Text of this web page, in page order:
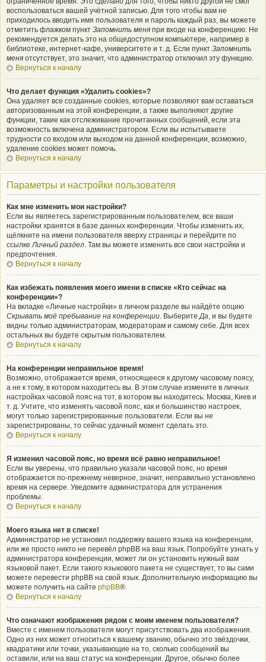
воспользоваться вашей учётной записью. Для того чтобы вам не
приходилось вводить имя пользователя и пароль каждый раз, вы можете
отметить флажком пункт Запомнить меня при входе на конференцию. Не
рекомендуется делать это на общедоступном компьютере, например в
библиотеке, интернет-кафе, университете и т. д. Если пункт Запомнить
меня отсутствует, это значит, что администратор отключил эту функцию.
Вернуться к началу
Что делает функция «Удалить cookies»?
Она удаляет все созданные cookies, которые позволяют вам оставаться
авторизованным на этой конференции, а также выполняют другие
функции, такие как отслеживание прочитанных сообщений, если эта
возможность включена администратором. Если вы испытываете
трудности со входом или выходом на данной конференции, возможно,
удаление cookies может помочь.
Вернуться к началу
Параметры и настройки пользователя
Как мне изменить мои настройки?
Если вы являетесь зарегистрированным пользователем, все ваши
настройки хранятся в базе данных конференции. Чтобы изменить их,
щёлкните на имени пользователя вверху страницы и перейдите по
ссылкеЛичный раздел. Там вы можете изменить все свои настройки и
предпочтения.
Вернуться к началу
Как избежать появления моего имени в списке «Кто сейчас на
конференции»?
На вкладке «Личные настройки» в личном разделе вы найдёте опцию
Скрывать моё пребывание на конференции. ВыберитеДа, и вы будете
видны только администраторам, модераторам и самому себе. Для всех
остальных вы будете скрытым пользователем.
Вернуться к началу
На конференции неправильное время!
Возможно, отображается время, относящееся к другому часовому поясу,
а не к тому, в котором находитесь вы. В этом случае измените в личных
настройках часовой пояс на тот, в котором вы находитесь: Москва, Киев и
т. д. Учтите, что изменять часовой пояс, как и большинство настроек,
могут только зарегистрированные пользователи. Если вы не
зарегистрированы, то сейчас удачный момент сделать это.
Вернуться к началу
Я изменил часовой пояс, но время всё равно неправильное!
Если вы уверены, что правильно указали часовой пояс, но время
отображается по-прежнему неверное, значит, неправильно установлено
время на сервере. Уведомите администратора для устранения
проблемы.
Вернуться к началу
Моего языка нет в списке!
Администратор не установил поддержку вашего языка на конференции,
или же просто никто не перевёл phpBB на ваш язык. Попробуйте узнать у
администратора конференции, может ли он установить нужный вам
языковой пакет. Если такого языкового пакета не существует, то вы сами
можете перевести phpBB на свой язык. Дополнительную информацию вы
можете получить на сайте phpBB®.
Вернуться к началу
Что означают изображения рядом с моим именем пользователя?
Вместе с именем пользователя могут присутствовать два изображения.
Одно из них может относиться к вашему званию, обычно это звёздочки,
квадратики или точки, указывающие на то, сколько сообщений вы
оставили, или на ваш статус на конференции. Другое, обычно более